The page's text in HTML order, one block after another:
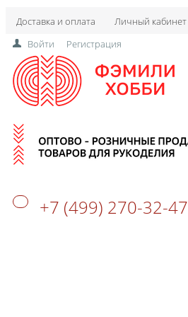
Доставка и оплата Личный кабинет
Войти Регистрация
+7 (499) 270-32-47